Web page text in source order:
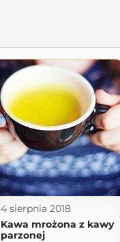
4 sierpnia 2018
Kawa mrożona z kawy
parzonej